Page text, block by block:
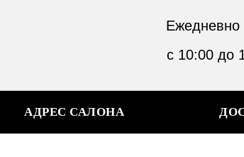
Ежедневно
с 10:00 до
АДРЕС САЛОНА